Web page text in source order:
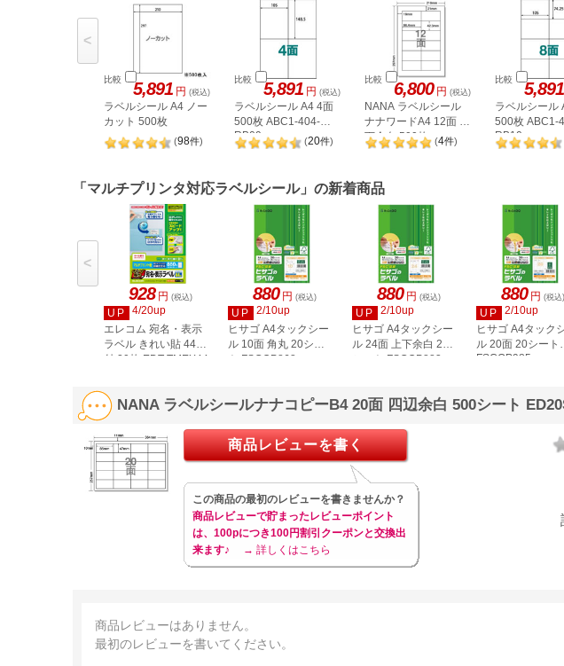
比較 5,891 円 (税込)
ラベルシール A4 ノー
カット 500枚
(98件)
比較 5,891 円 (税込)
ラベルシール A4 4面
500枚 ABC1-404-
RB09
(20件)
比較 6,800 円 (税込)
NANA ラベルシール
ナナワードA4 12面 上
下余白 500枚
LDW12P
(4件)
比較 5,891
ラベルシール
500枚 ABC1-
RB10
<
「マルチプリンタ対応ラベルシール」の新着商品
928 円 (税込)
UP
4/20up
エレコム 宛名・表示
ラベル きれい貼 44面
付 20枚 EDT-TMEX44
880 円 (税込)
UP
2/10up
ヒサゴ A4タックシー
ル 10面 角丸 20シー
ト FSCOP868
880 円 (税込)
UP
2/10up
ヒサゴ A4タックシー
ル 24面 上下余白 20
シート FSCOP883
880 円 (税込)
UP
2/10up
ヒサゴ A4タック
ル 20面 20シート
FSCOP985
<
NANA ラベルシールナナコピーB4 20面 四辺余白 500シート
商品レビューを書く
この商品の最初のレビューを書きませんか？
商品レビューで貯まったレビューポイント
は、100pにつき100円割引クーポンと交換出
来ます♪
→ 詳しくはこちら
商品レビューはありません。
最初のレビューを書いてください。